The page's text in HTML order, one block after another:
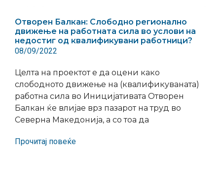
Отворен Балкан: Слободно регионално
движење на работната сила во услови на
недостиг од квалификувани работници?
08/09/2022
Целта на проектот е да оцени како
слободното движење на (квалификуваната)
работна сила во Иницијативата Отворен
Балкан ќе влијае врз пазарот на труд во
Северна Македонија, а со тоа да
Прочитај повеќе